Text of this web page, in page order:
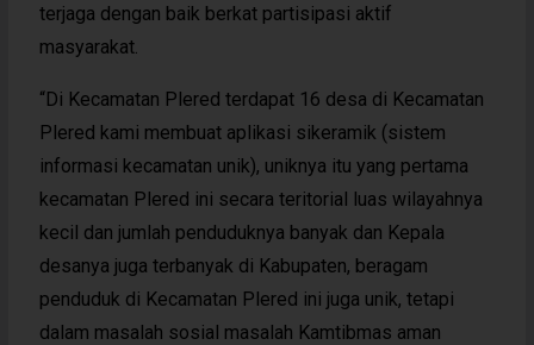
terjaga dengan baik berkat partisipasi aktif
masyarakat.
“Di Kecamatan Plered terdapat 16 desa di Kecamatan
Plered kami membuat aplikasi sikeramik (sistem
informasi kecamatan unik), uniknya itu yang pertama
kecamatan Plered ini secara teritorial luas wilayahnya
kecil dan jumlah penduduknya banyak dan Kepala
desanya juga terbanyak di Kabupaten, beragam
penduduk di Kecamatan Plered ini juga unik, tetapi
dalam masalah sosial masalah Kamtibmas aman